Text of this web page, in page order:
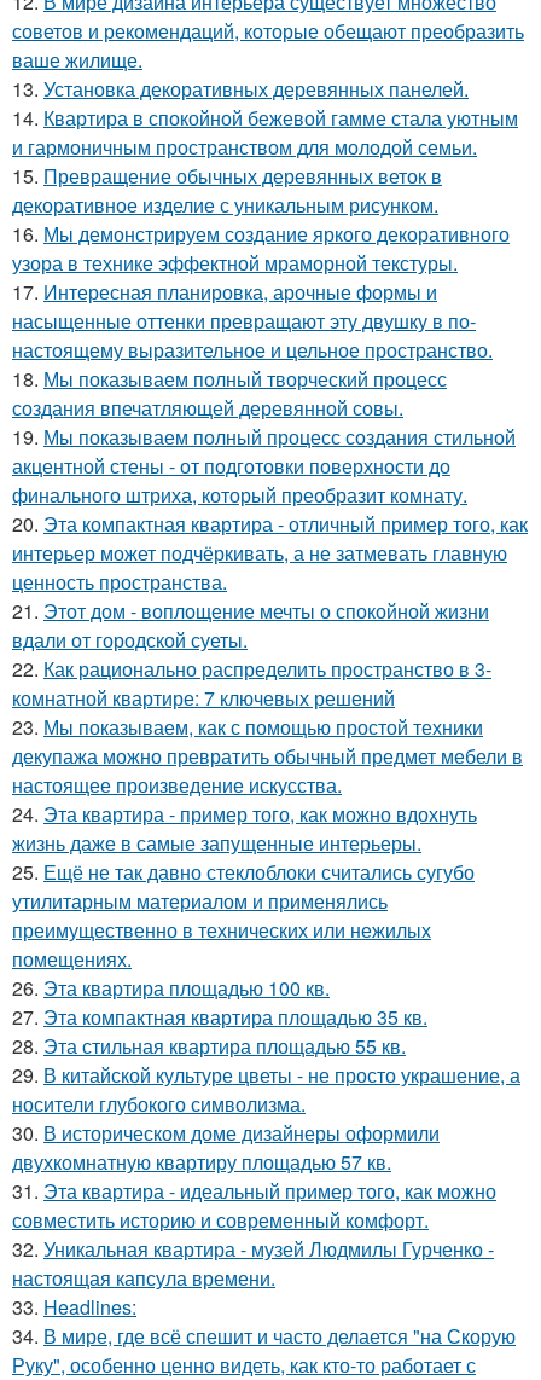
советов и рекомендаций, которые обещают преобразить
ваше жилище.
13. Установка декоративных деревянных панелей.
14. Квартира в спокойной бежевой гамме стала уютным
и гармоничным пространством для молодой семьи.
15. Превращение обычных деревянных веток в
декоративное изделие с уникальным рисунком.
16. Мы демонстрируем создание яркого декоративного
узора в технике эффектной мраморной текстуры.
17. Интересная планировка, арочные формы и
насыщенные оттенки превращают эту двушку в по-
настоящему выразительное и цельное пространство.
18. Мы показываем полный творческий процесс
создания впечатляющей деревянной совы.
19. Мы показываем полный процесс создания стильной
акцентной стены - от подготовки поверхности до
финального штриха, который преобразит комнату.
20. Эта компактная квартира - отличный пример того, как
интерьер может подчёркивать, а не затмевать главную
ценность пространства.
21. Этот дом - воплощение мечты о спокойной жизни
вдали от городской суеты.
22. Как рационально распределить пространство в 3-
комнатной квартире: 7 ключевых решений
23. Мы показываем, как с помощью простой техники
декупажа можно превратить обычный предмет мебели в
настоящее произведение искусства.
24. Эта квартира - пример того, как можно вдохнуть
жизнь даже в самые запущенные интерьеры.
25. Ещё не так давно стеклоблоки считались сугубо
утилитарным материалом и применялись
преимущественно в технических или нежилых
помещениях.
26. Эта квартира площадью 100 кв.
27. Эта компактная квартира площадью 35 кв.
28. Эта стильная квартира площадью 55 кв.
29. В китайской культуре цветы - не просто украшение, а
носители глубокого символизма.
30. В историческом доме дизайнеры оформили
двухкомнатную квартиру площадью 57 кв.
31. Эта квартира - идеальный пример того, как можно
совместить историю и современный комфорт.
32. Уникальная квартира - музей Людмилы Гурченко -
настоящая капсула времени.
33. Headlines:
34. В мире, где всё спешит и часто делается "на Скорую
Руку", особенно ценно видеть, как кто-то работает с